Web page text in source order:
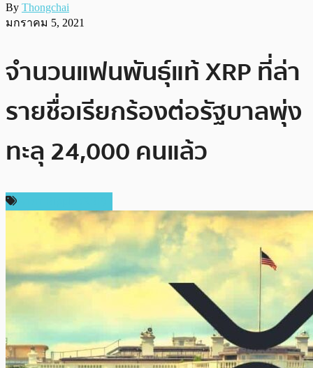
By Thongchai
มกราคม 5, 2021
จำนวนแฟนพันธุ์แท้ XRP ที่ล่า
รายชื่อเรียกร้องต่อรัฐบาลพุ่ง
ทะลุ 24,000 คนแล้ว